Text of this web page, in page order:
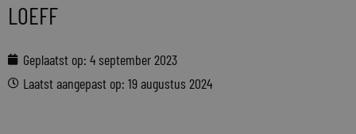
LOEFF
Geplaatst op: 4 september 2023
Laatst aangepast op: 19 augustus 2024